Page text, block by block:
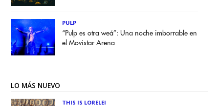
PULP
“Pulp es otra weá”: Una noche imborrable en
el Movistar Arena
LO MÁS NUEVO
THIS IS LORELEI